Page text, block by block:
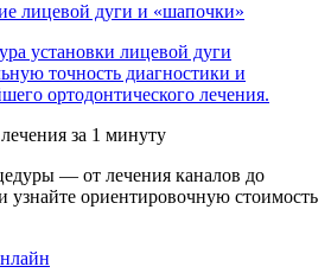
лицевой дуги и «шапочки»
установки лицевой дуги
точность диагностики и
ортодонтического лечения.
за 1 минуту
— от лечения каналов до
ориентировочную стоимость